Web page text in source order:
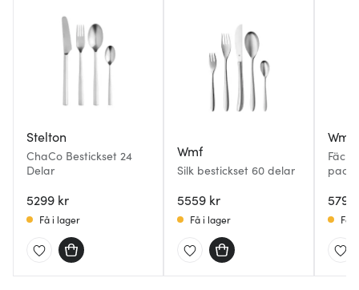
Stelton
ChaCo Bestickset 24
Delar
5299 kr
Få i lager
Wmf
Silk bestickset 60 delar
5559 kr
Få i lager
Wmf
pack
Få